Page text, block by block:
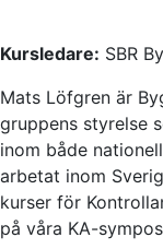
Kursledare: SBR
Mats Löfgren är
gruppens styrelse
inom både
arbetat inom
kurser för
på våra KA-